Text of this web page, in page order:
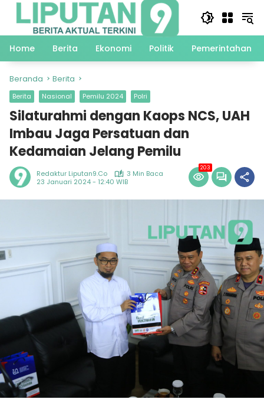
Langsung
Home
Berita Ekonomi Politik Pemerintahan
Beranda Berita
Berita Nasional Pemilu 2024 Polri
Silaturahmi dengan Kaops NCS, UAH
Imbau Jaga Persatuan dan
Kedamaian Jelang Pemilu
Redaktur Liputan9.co
3 Min Baca
23 Januari 2024 - 12:40 WIB
203